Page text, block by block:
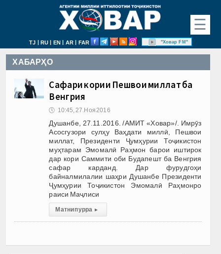
☰
TJ | RU | EN | AR | FAR "Ховар FM"
ХАБАРҲО
Сафари кории Пешвои миллат ба
Венгрия
🕔 10:45, 27.Ноя 2016
Душанбе, 27.11.2016. /АМИТ «Ховар»/. Имрӯз
Асосгузори сулҳу Ваҳдати миллӣ, Пешвои
миллат, Президенти Ҷумҳурии Тоҷикистон
муҳтарам Эмомалӣ Раҳмон барои иштирок
дар кори Саммити оби Будапешт ба Венгрия
сафар карданд. Дар фурудгоҳи
байналмилалии шаҳри Душанбе Президенти
Ҷумҳурии Тоҷикистон Эмомалӣ Раҳмонро
раиси Маҷлиси
Матни пурра ▸